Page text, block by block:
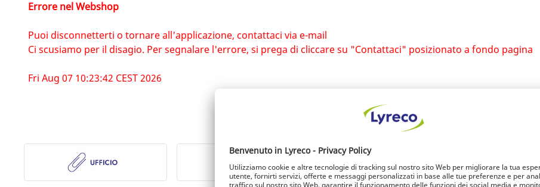
Errore nel Webshop
Puoi disconnetterti o tornare all'applicazione, contattaci via e-mail
Ci scusiamo per il disagio. Per segnalare l'errore, si prega di cliccare su "Contattaci" posizionato a fondo pagina
Fri Aug 07 10:23:42 CEST 2026
I più venduti: